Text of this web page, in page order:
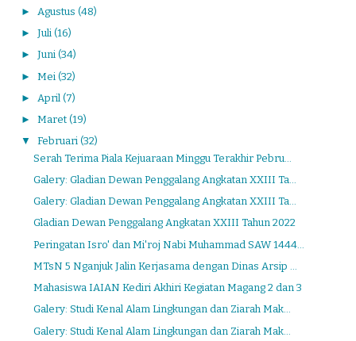
► Agustus (48)
► Juli (16)
► Juni (34)
► Mei (32)
► April (7)
► Maret (19)
▼ Februari (32)
Serah Terima Piala Kejuaraan Minggu Terakhir Pebru...
Galery: Gladian Dewan Penggalang Angkatan XXIII Ta...
Galery: Gladian Dewan Penggalang Angkatan XXIII Ta...
Gladian Dewan Penggalang Angkatan XXIII Tahun 2022
Peringatan Isro' dan Mi'roj Nabi Muhammad SAW 1444...
MTsN 5 Nganjuk Jalin Kerjasama dengan Dinas Arsip ...
Mahasiswa IAIAN Kediri Akhiri Kegiatan Magang 2 dan 3
Galery: Studi Kenal Alam Lingkungan dan Ziarah Mak...
Galery: Studi Kenal Alam Lingkungan dan Ziarah Mak...